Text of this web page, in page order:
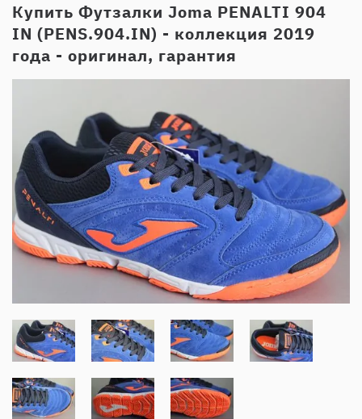
Купить Футзалки Joma PENALTI 904
IN (PENS.904.IN) - коллекция 2019
года - оригинал, гарантия